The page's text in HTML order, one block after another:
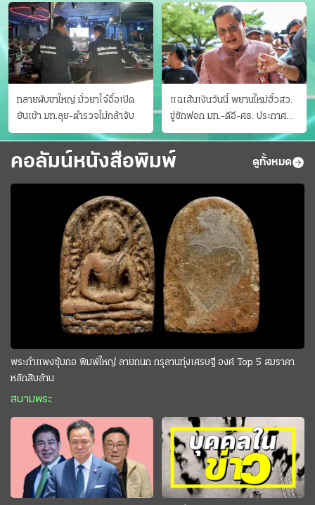
ทลายผับขาใหญ่ มั่วยาโจ๋อื้อเปิด
ยันเช้า มท.ลุย-ตำรวจไม่กล้าจับ
แฉเส้นเงินวันนี้ พยานใหม่ฮั้วสว.
ขู่ซักฟอก มท.-ดีอี-ศธ. ประกาศ
บัญชีท้องถิ่น
คอลัมน์หนังสือพิมพ์ ดูทั้งหมด
พระกำแพงซุ้มกอ พิมพ์ใหญ่ ลายกนก กรุลานทุ่งเศรษฐี องค์ Top 5 สมราคา
หลักสิบล้าน
สนามพระ